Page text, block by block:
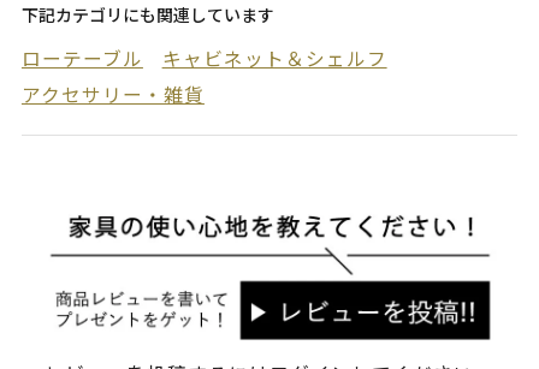
下記カテゴリにも関連しています
ローテーブル
キャビネット＆シェルフ
アクセサリー・雑貨